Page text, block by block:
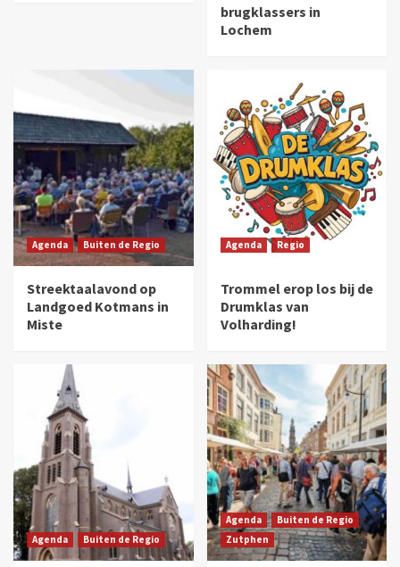
brugklassers in
Lochem
Agenda Buiten de Regio
Streektaalavond op
Landgoed Kotmans in
Miste
Agenda Regio
Trommel erop los bij de
Drumklas van
Volharding!
Agenda Buiten de Regio
Agenda
Buiten de Regio
Zutphen